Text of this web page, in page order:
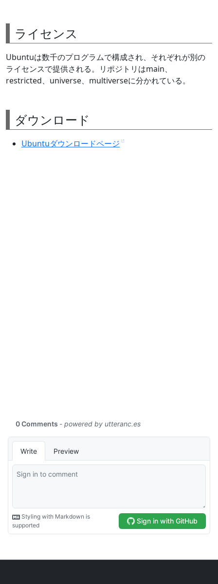
ライセンス
Ubuntuは数千のプログラムで構成され、それぞれが別の
ライセンスで提供される。リポジトリはmain、
restricted、universe、multiverseに分かれている。
ダウンロード
Ubuntuダウンロードページ